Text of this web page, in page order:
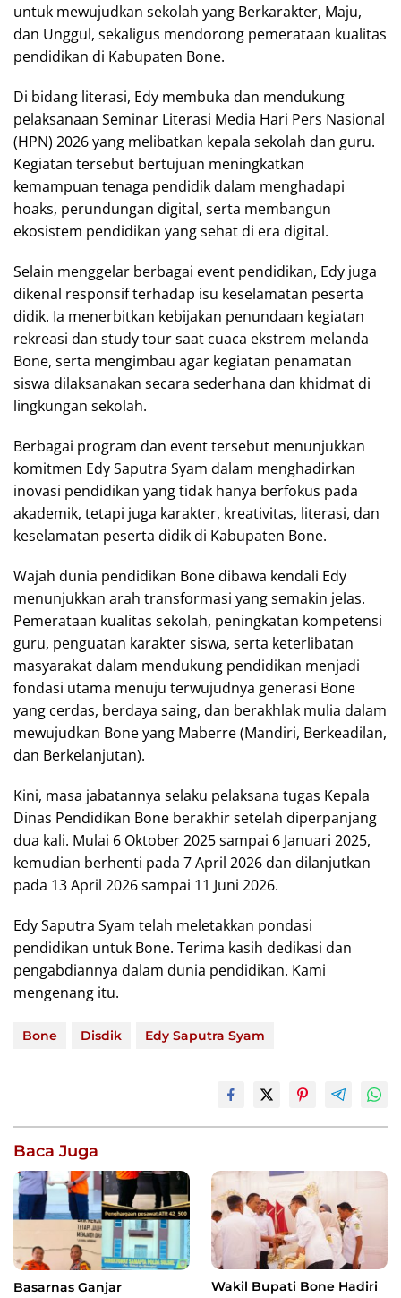
untuk mewujudkan sekolah yang Berkarakter, Maju,
dan Unggul, sekaligus mendorong pemerataan kualitas
pendidikan di Kabupaten Bone.
Di bidang literasi, Edy membuka dan mendukung
pelaksanaan Seminar Literasi Media Hari Pers Nasional
(HPN) 2026 yang melibatkan kepala sekolah dan guru.
Kegiatan tersebut bertujuan meningkatkan
kemampuan tenaga pendidik dalam menghadapi
hoaks, perundungan digital, serta membangun
ekosistem pendidikan yang sehat di era digital.
Selain menggelar berbagai event pendidikan, Edy juga
dikenal responsif terhadap isu keselamatan peserta
didik. Ia menerbitkan kebijakan penundaan kegiatan
rekreasi dan study tour saat cuaca ekstrem melanda
Bone, serta mengimbau agar kegiatan penamatan
siswa dilaksanakan secara sederhana dan khidmat di
lingkungan sekolah.
Berbagai program dan event tersebut menunjukkan
komitmen Edy Saputra Syam dalam menghadirkan
inovasi pendidikan yang tidak hanya berfokus pada
akademik, tetapi juga karakter, kreativitas, literasi, dan
keselamatan peserta didik di Kabupaten Bone.
Wajah dunia pendidikan Bone dibawa kendali Edy
menunjukkan arah transformasi yang semakin jelas.
Pemerataan kualitas sekolah, peningkatan kompetensi
guru, penguatan karakter siswa, serta keterlibatan
masyarakat dalam mendukung pendidikan menjadi
fondasi utama menuju terwujudnya generasi Bone
yang cerdas, berdaya saing, dan berakhlak mulia dalam
mewujudkan Bone yang Maberre (Mandiri, Berkeadilan,
dan Berkelanjutan).
Kini, masa jabatannya selaku pelaksana tugas Kepala
Dinas Pendidikan Bone berakhir setelah diperpanjang
dua kali. Mulai 6 Oktober 2025 sampai 6 Januari 2025,
kemudian berhenti pada 7 April 2026 dan dilanjutkan
pada 13 April 2026 sampai 11 Juni 2026.
Edy Saputra Syam telah meletakkan pondasi
pendidikan untuk Bone. Terima kasih dedikasi dan
pengabdiannya dalam dunia pendidikan. Kami
mengenang itu.
Bone Disdik Edy Saputra Syam
Baca Juga
Basarnas Ganjar
Wakil Bupati Bone Hadiri